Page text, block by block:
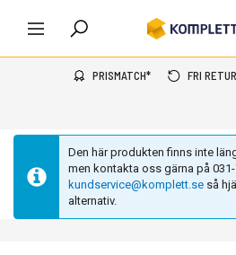
PRISMATCH* FRI RETUR
Den här produkten finns inte
men kontakta oss gärna på
kundservice@komplett.se så
alternativ.